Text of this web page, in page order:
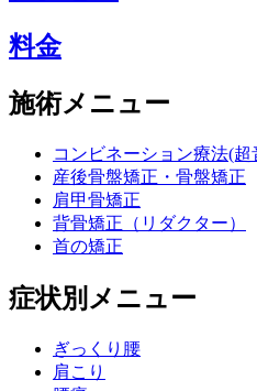
料金
施術メニュー
コンビネーション療法(
産後骨盤矯正・骨盤矯正
肩甲骨矯正
背骨矯正（リダクター）
首の矯正
症状別メニュー
ぎっくり腰
肩こり